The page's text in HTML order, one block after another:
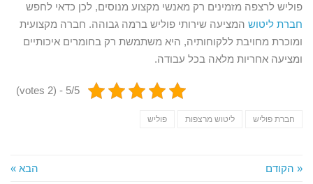
פוליש לרצפה מזמינים רק מאנשי מקצוע מנוסים, לכן כדאי לחפש
חברת ליטוש המציעה שירותי פוליש ברמה גבוהה. חברה מקצועית
ומוכרת מחויבת ללקוחותיה, היא משתמשת רק בחומרים איכותיים
ומציעה אחריות מלאה בכל עבודה.
5/5 - (2 votes)
חברת פוליש ליטוש מרצפות פוליש
« הקודם הבא »